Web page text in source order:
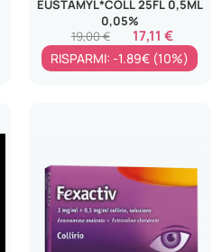
EUSTAMYL*COLL 25FL 0,5ML
0,05%
17,11 €
19,00 €
RISPARMI: -1.89€ (10%)